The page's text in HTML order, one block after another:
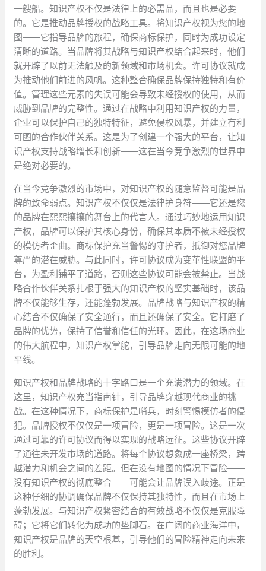
一艘船。知识产权不仅是法律上的必需品，而且也是必要
的。它是推动品牌授权的战略工具。将知识产权视为您的地
图——它指导品牌的旅程，确保商标保护，同时为成功设定
清晰的道路。当品牌将其战略与知识产权结合起来时，他们
就开辟了以前无法触及的新领域和市场机会。许可协议就成
为推动他们前进的风帆。这种整合确保品牌保持独特和有价
值。管理这些元素的失误可能会导致未经授权的使用，从而
威胁到品牌的完整性。通过在战略中利用知识产权的力量，
企业可以保护自己的独特特征，避免侵权风暴，并建立有利
可图的合作伙伴关系。这是为了创建一个强大的平台，让知
识产权支持战略增长和创新——这在当今竞争激烈的世界中
是绝对必要的。
在当今竞争激烈的市场中，对知识产权的随意监督可能是品
牌的致命弱点。知识产权不仅仅是法律护身符——它还是您
的品牌在熙熙攘攘的舞台上的代言人。通过巧妙地运用知识
产权，品牌可以保护其核心身份，确保其本质不被未经授权
的模仿者歪曲。商标保护充当警惕的守护者，抵御对您品牌
尊严的潜在威胁。与此同时，许可协议成为变革性联盟的平
台，为盈利铺平了道路，否则这些协议可能会被禁止。当战
略合作伙伴关系扎根于强大的知识产权的坚实基础时，该品
牌不仅能够生存，还能蓬勃发展。品牌战略与知识产权的精
心结合不仅确保了安全通行，而且还确保了安全。它打磨了
品牌的优势，保持了信誉和信任的光环。因此，在这场商业
的伟大航程中，知识产权掌舵，引导品牌走向无限可能的地
平线。
知识产权和品牌战略的十字路口是一个充满潜力的领域。在
这里，知识产权充当指南针，引导品牌穿越现代商业的挑
战。在这种情况下，商标保护是哨兵，时刻警惕模仿者的侵
犯。品牌授权不仅仅是一项冒险，更是一项冒险。这是一次
通过可靠的许可协议而得以实现的战略远征。这些协议开辟
了通往未开发市场的道路。将每个协议想象成一座桥梁，跨
越潜力和机会之间的差距。但在没有地图的情况下冒险——
没有知识产权的彻底整合——可能会让品牌误入歧途。正是
这种仔细的协调确保品牌不仅保持其独特性，而且在市场上
蓬勃发展。与知识产权紧密结合的有效战略不仅仅是克服障
碍；它将它们转化为成功的垫脚石。在广阔的商业海洋中，
知识产权是品牌的天空根基，引导他们的冒险精神走向未来
的胜利。